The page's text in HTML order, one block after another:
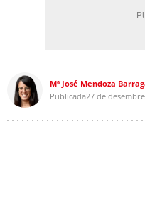
Mª José Mendoza
Publicada27 de